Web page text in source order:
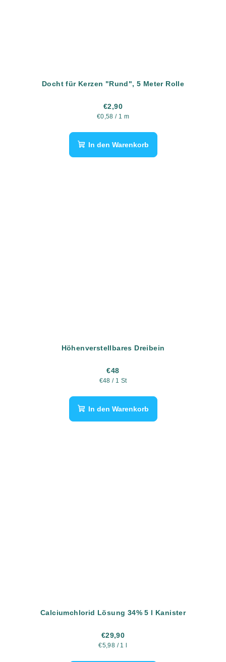
Docht für Kerzen "Rund", 5 Meter Rolle
€2,90
Verkaufspreis:
€0,58 / 1 m
In den Warenkorb
Höhenverstellbares Dreibein
€48
Verkaufspreis:
€48 / 1 St
In den Warenkorb
Calciumchlorid Lösung 34% 5 l Kanister
€29,90
Verkaufspreis:
€5,98 / 1 l